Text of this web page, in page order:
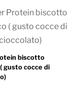
biscotto
gusto cocce di